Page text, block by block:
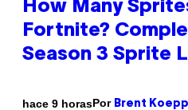
How Many
Fortnite?
Season 3 Sprite
hace 9 horasPor Brent Koepp